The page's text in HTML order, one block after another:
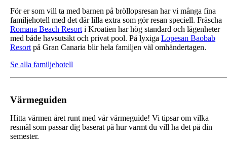
För er som vill ta med barnen på bröllopsresan har vi många fina
familjehotell med det där lilla extra som gör resan speciell. Fräscha
Romana Beach Resort i Kroatien har hög standard och lägenheter
med både havsutsikt och privat pool. På lyxiga Lopesan Baobab
Resort på Gran Canaria blir hela familjen väl omhändertagen.
Se alla familjehotell
Värmeguiden
Hitta värmen året runt med vår värmeguide! Vi tipsar om vilka
resmål som passar dig baserat på hur varmt du vill ha det på din
semester.